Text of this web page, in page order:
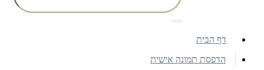
דף הבית
הדפסת תמונה אישית